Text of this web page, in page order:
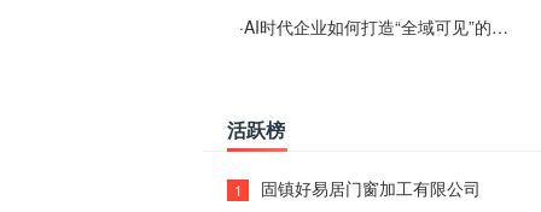
·AI时代企业如何打造“全域可见”的数字资产？梓彤超越给出新解法
活跃榜
1 固镇好易居门窗加工有限公司